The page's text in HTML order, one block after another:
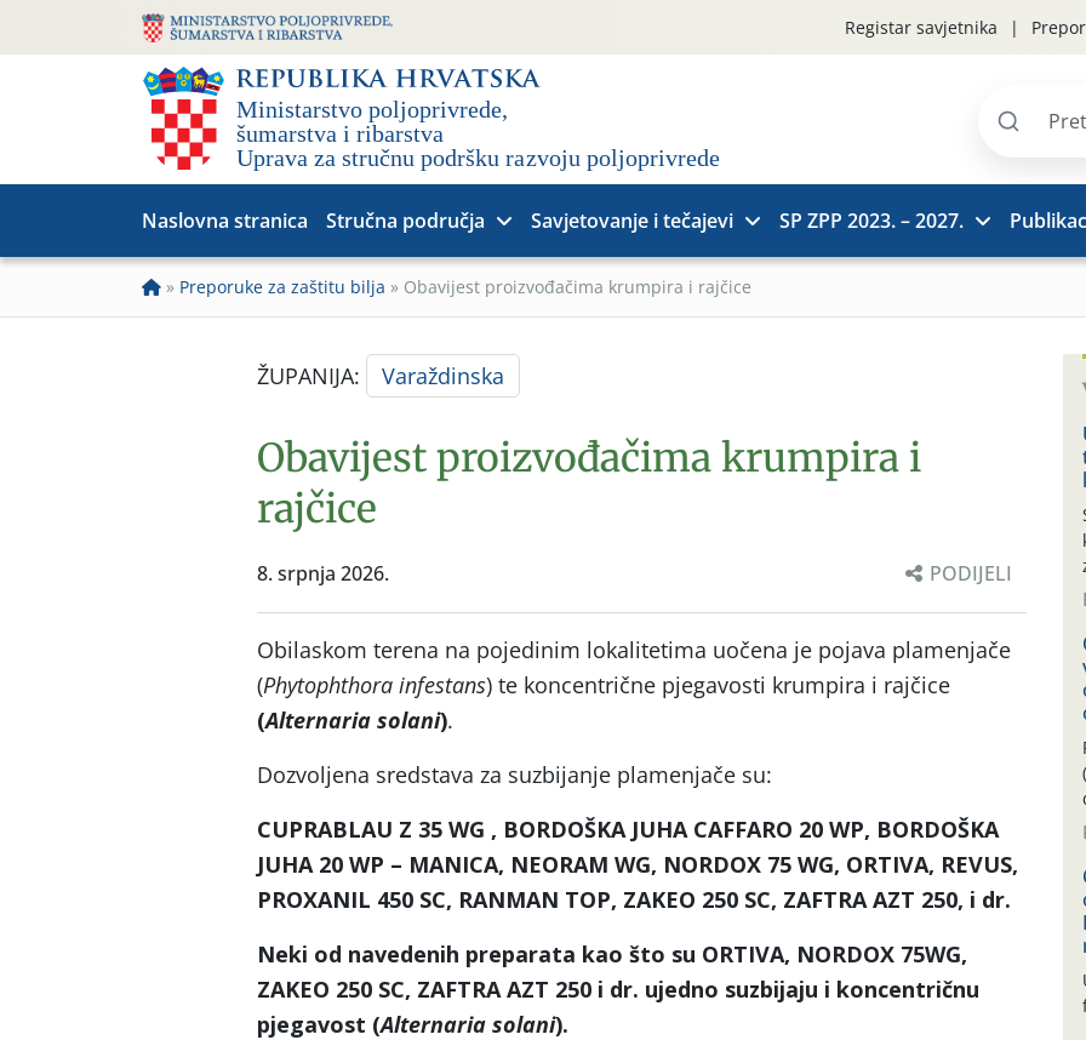
Registar savjetnika
Pretraži
Naslovna stranica Stručna područja Savjetovanje i tečajevi SP ZPP 2023. – 2027.
» Preporuke za zaštitu bilja » Obavijest proizvođačima krumpira i rajčice
ŽUPANIJA: Varaždinska
Obavijest proizvođačima krumpira i
rajčice
8. srpnja 2026. PODIJELI
Obilaskom terena na pojedinim lokalitetima uočena je pojava plamenjače
(Phytophthora infestans) te koncentrične pjegavosti krumpira i rajčice
(Alternaria solani).
Dozvoljena sredstava za suzbijanje plamenjače su:
CUPRABLAU Z 35 WG , BORDOŠKA JUHA CAFFARO 20 WP, BORDOŠKA
JUHA 20 WP – MANICA, NEORAM WG, NORDOX 75 WG, ORTIVA, REVUS,
PROXANIL 450 SC, RANMAN TOP, ZAKEO 250 SC, ZAFTRA AZT 250, i dr.
Neki od navedenih preparata kao što su ORTIVA, NORDOX 75WG,
ZAKEO 250 SC, ZAFTRA AZT 250 i dr. ujedno suzbijaju i koncentričnu
pjegavost (Alternaria solani).